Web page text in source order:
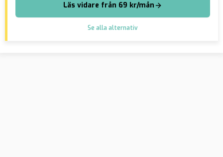
Läs vidare från 69 kr/mån
Se alla alternativ